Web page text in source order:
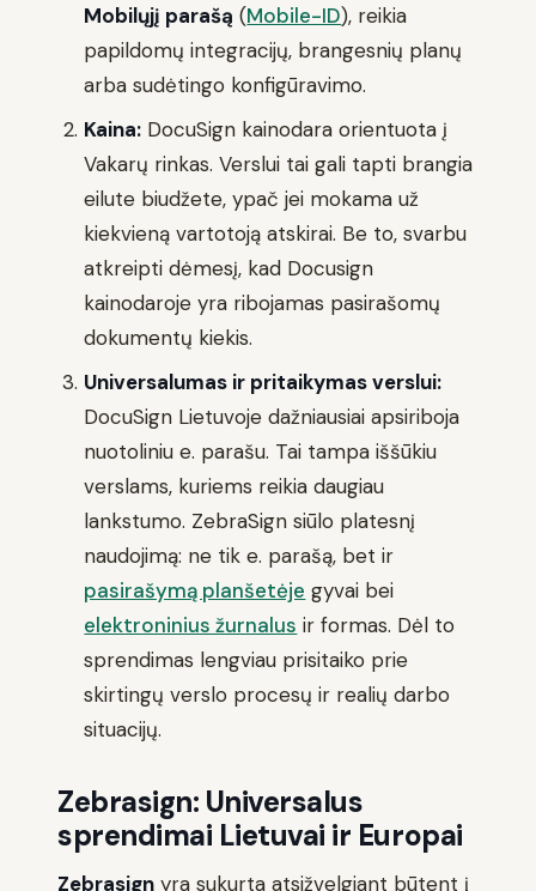
Mobilųjį parašą (Mobile-ID), reikia
papildomų integracijų, brangesnių planų
arba sudėtingo konfigūravimo.
Kaina: DocuSign kainodara orientuota į
Vakarų rinkas. Verslui tai gali tapti brangia
eilute biudžete, ypač jei mokama už
kiekvieną vartotoją atskirai. Be to, svarbu
atkreipti dėmesį, kad Docusign
kainodaroje yra ribojamas pasirašomų
dokumentų kiekis.
Universalumas ir pritaikymas verslui:
DocuSign Lietuvoje dažniausiai apsiriboja
nuotoliniu e. parašu. Tai tampa iššūkiu
verslams, kuriems reikia daugiau
lankstumo. ZebraSign siūlo platesnį
naudojimą: ne tik e. parašą, bet ir
pasirašymą planšetėje gyvai bei
elektroninius žurnalus ir formas. Dėl to
sprendimas lengviau prisitaiko prie
skirtingų verslo procesų ir realių darbo
situacijų.
Zebrasign: Universalus
sprendimai Lietuvai ir Europai
Zebrasign yra sukurta atsižvelgiant būtent į